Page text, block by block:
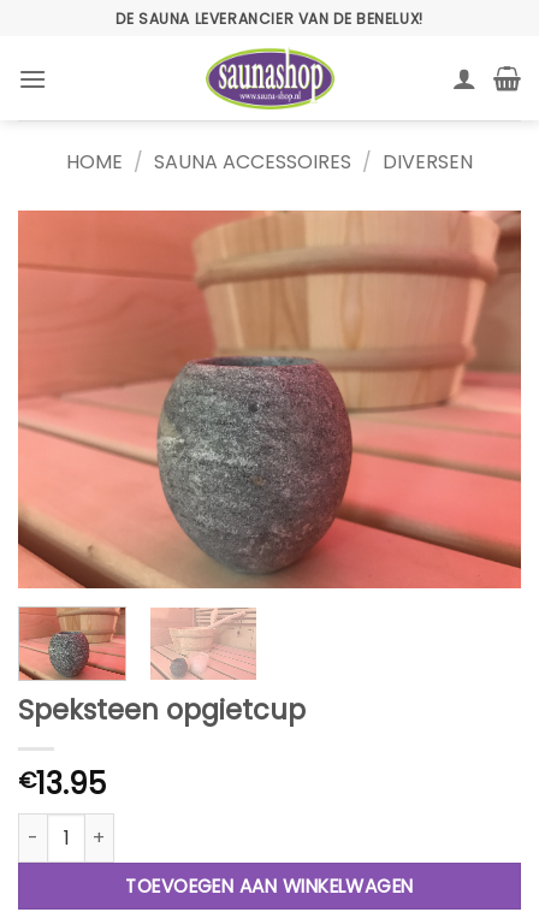
inhoud
DE SAUNA LEVERANCIER VAN DE BENELUX!
HOME / SAUNA ACCESSOIRES / DIVERSEN
Speksteen opgietcup
€13.95
Speksteen opgietcup aantal
TOEVOEGEN AAN WINKELWAGEN